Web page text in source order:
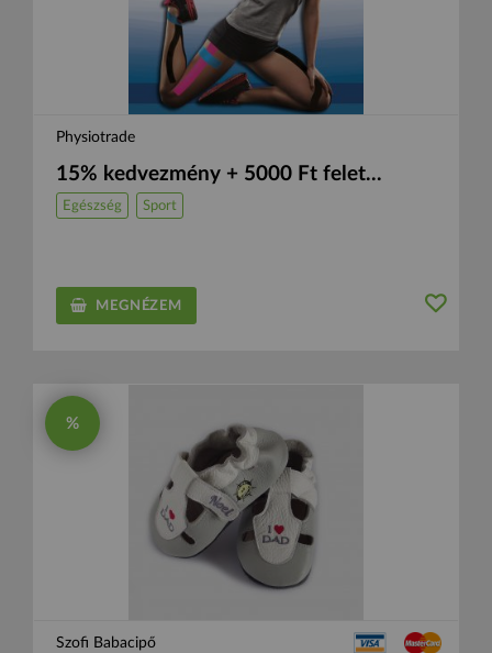
Physiotrade
15% kedvezmény + 5000 Ft felet...
Egészség Sport
MEGNÉZEM
%
Szofi Babacipő